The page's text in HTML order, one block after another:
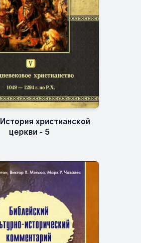
христианской
церкви - 5